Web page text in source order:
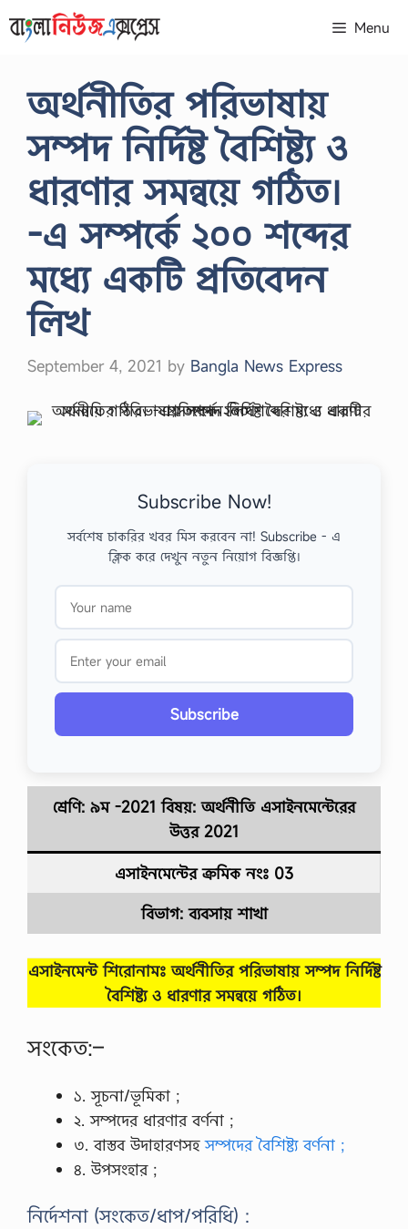
to
Menu
অর্থনীতির পরিভাষায়
সম্পদ নির্দিষ্ট বৈশিষ্ট্য ও
ধারণার সমন্বয়ে গঠিত।
-এ সম্পর্কে ২০০ শব্দের
মধ্যে একটি প্রতিবেদন
লিখ
September 4, 2021 by Bangla News Express
Subscribe Now!
সর্বশেষ চাকরির খবর মিস করবেন না! Subscribe - এ
ক্লিক করে দেখুন নতুন নিয়োগ বিজ্ঞপ্তি।
Subscribe
শ্রেণি: ৯ম -2021 বিষয়: অর্থনীতি এসাইনমেন্টেরের
উত্তর2021
এসাইনমেন্টের ক্রমিক নংঃ 03
বিভাগ: ব্যবসায় শাখা
এসাইনমেন্ট শিরোনামঃ অর্থনীতির পরিভাষায় সম্পদ নির্দিষ্ট
বৈশিষ্ট্য ও ধারণার সমন্বয়ে গঠিত।
সংকেত:–
১. সূচনা/ভূমিকা ;
২. সম্পদের ধারণার বর্ণনা ;
৩. বাস্তব উদাহারণসহসম্পদের বৈশিষ্ট্য বর্ণনা ;
৪. উপসংহার ;
নির্দেশনা (সংকেত/ধাপ/পরিধি) :